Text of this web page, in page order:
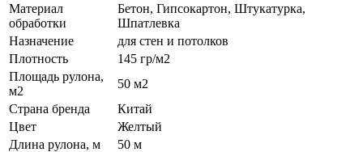
Материал
обработки
Бетон, Гипсокартон, Штукатурка,
Шпатлевка
Назначение
для стен и потолков
Плотность
145 гр/м2
Площадь рулона,
м2
50 м2
Страна бренда
Китай
Цвет
Желтый
Длина рулона, м
50 м